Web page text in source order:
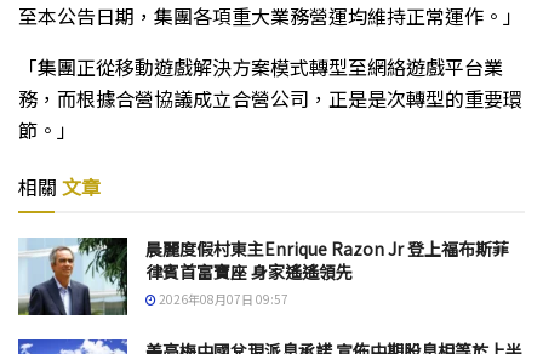
至本公告日期，集團各項重大業務營運均維持正常運作。」
「集團正從移動遊戲解決方案模式轉型至網絡遊戲平台業
務，而根據合營協議成立合營公司，正是是次轉型的重要環
節。」
相關 文章
晨麗度假村東主Enrique Razon Jr 登上福布斯菲
律賓首富寶座 身家遙遙領先
2026年08月07日 09:57